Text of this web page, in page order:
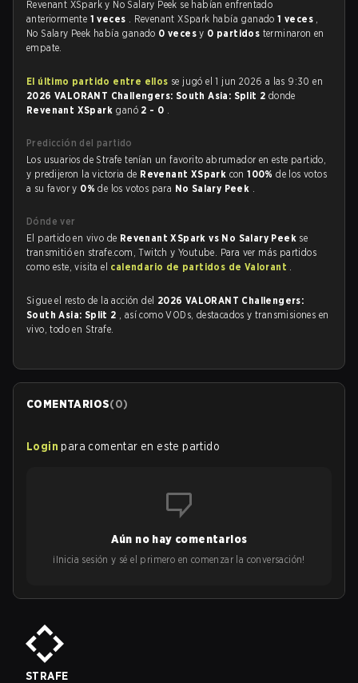
Revenant XSpark y No Salary Peek se habían enfrentado
anteriormente 1 veces . Revenant XSpark había ganado1 veces ,
No Salary Peek había ganado 0 vecesy 0 partidos terminaron en
empate.
El último partido entre ellos se jugó el 1 jun 2026 a las 9:30 en
2026 VALORANT Challengers: South Asia: Split 2 donde
Revenant XSpark ganó 2 - 0 .
Predicción del partido
Los usuarios de Strafe tenían un favorito abrumador en este partido,
y predijeron la victoria de Revenant XSpark con100%de los votos
a su favor y 0%de los votos para No Salary Peek .
Dónde ver
El partido en vivo de Revenant XSpark vs No Salary Peek se
transmitió en strafe.com, Twitch y Youtube. Para ver más partidos
como este, visita el calendario de partidos de Valorant .
Sigue el resto de la acción del 2026 VALORANT Challengers:
South Asia: Split 2 , así como VODs, destacados y transmisiones en
vivo, todo en Strafe.
COMENTARIOS(0)
Login para comentar en este partido
Aún no hay comentarios
¡Inicia sesión y sé el primero en comenzar la conversación!
STRAFE